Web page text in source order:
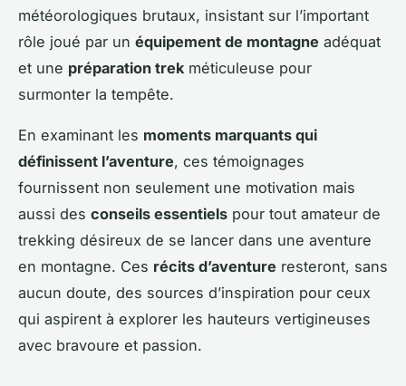
météorologiques brutaux, insistant sur l’important
rôle joué par un équipement de montagne adéquat
et une préparation trek méticuleuse pour
surmonter la tempête.
En examinant les moments marquants qui
définissent l’aventure, ces témoignages
fournissent non seulement une motivation mais
aussi des conseils essentiels pour tout amateur de
trekking désireux de se lancer dans une aventure
en montagne. Ces récits d’aventure resteront, sans
aucun doute, des sources d’inspiration pour ceux
qui aspirent à explorer les hauteurs vertigineuses
avec bravoure et passion.